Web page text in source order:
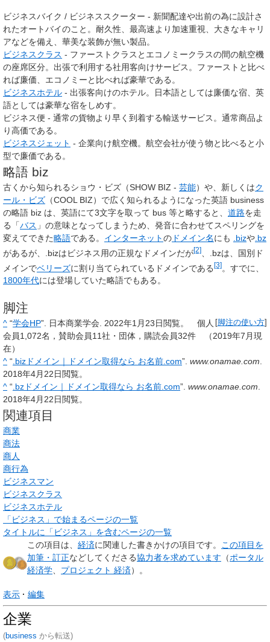
ビジネスバイク / ビジネススクーター - 新聞配達や出前の為に設計さ
れたオートバイのこと。耐久性、最高速より加速重視、大きなキャリ
アなどを備え、華美な装飾が無い製品。
ビジネスクラス - ファーストクラスとエコノミークラスの間の航空機
の座席区分。出張で利用する社用客向けサービス。ファーストと比べ
れば廉価、エコノミーと比べれば豪華である。
ビジネスホテル - 出張客向けのホテル。日本語としては廉価な宿、英
語としては豪華な宿をしめす。
ビジネス便 - 通常の貨物より早く到着する輸送サービス。通常商品よ
り高価である。
ビジネスジェット - 企業向け航空機。航空会社が使う物と比べると小
型で廉価である。
略語 biz
古くから知られるショウ・ビズ（SHOW BIZ - 芸能）や、新しくはク
ール・ビズ （COOL BIZ）で広く知られるようになった英語 business
の略語 biz は、英語にて3文字を取って bus 等と略すると、 道路を走
る「バス 」の意味となってしまうため、発音に合わせてスペリングを
変えてできた略語である。 インターネットの ドメイン名にも .bizや .bz
があるが、.bizはビジネス用の正規なドメインだが[2]
、.bzは、国別ド
メインでベリーズに割り当てられているドメインである[3]。すでに、
1800年代には登場していた略語でもある。
脚注
脚注の使い方
^ “学会HP”. 日本商業学会. 2022年1月23日閲覧。
個人
会員1,072名，賛助会員11社・団体，購読会員32件 （2019年7月現
在）
^ “ .bizドメイン｜ドメイン取得なら お名前.com”. www.onamae.com
2018年4月22日閲覧。
^ “ .bzドメイン｜ドメイン取得なら お名前.com”. www.onamae.com
2018年4月22日閲覧。
関連項目
商業
商法
商人
商行為
ビジネスマン
ビジネスクラス
ビジネスホテル
「ビジネス」で始まるページの一覧
タイトルに「ビジネス」を含むページの一覧
この項目は、 経済に関連した書きかけの項目 です。
この項目を
加筆・訂正などしてくださる協力者を求めています （ポータル
経済学
プロジェクト 経済）。
表示 編集
企業
(business から転送)